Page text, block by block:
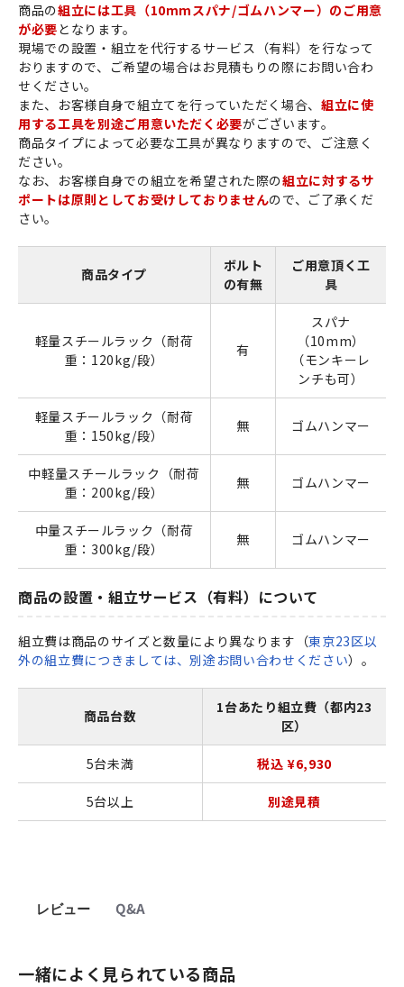
商品の組立には工具（10mmスパナ/ゴムハンマー）のご用意
が必要となります。
現場での設置・組立を代行するサービス（有料）を行なって
おりますので、ご希望の場合はお見積もりの際にお問い合わ
せください。
また、お客様自身で組立てを行っていただく場合、 組立に使
用する工具を別途ご用意いただく必要がございます。
商品タイプによって必要な工具が異なりますので、ご注意く
ださい。
なお、お客様自身での組立を希望された際の組立に対するサ
ポートは原則としてお受けしておりませんので、ご了承くだ
さい。
商品タイプ
ボルト
の有無
ご用意頂く工
具
軽量スチールラック（耐荷
重：120kg/段）
有
スパナ
（10mm）
（モンキーレ
ンチも可）
軽量スチールラック（耐荷
重：150kg/段）
無 ゴムハンマー
中軽量スチールラック（耐荷
重：200kg/段）
無 ゴムハンマー
中量スチールラック（耐荷
重：300kg/段）
無 ゴムハンマー
商品の設置・組立サービス（有料）について
組立費は商品のサイズと数量により異なります（東京23区以
外の組立費につきましては、別途お問い合わせください）。
商品台数
1台あたり組立費（都内23
区）
5台未満 税込 ¥6,930
5台以上 別途見積
レビュー Q&A
一緒によく見られている商品